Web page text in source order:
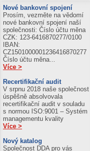
Al = 422.51
Cu = 1243.10
Nové bankovní spojení
Prosím, vezměte na vědomí
nové bankovní spojení naší
společnosti: Číslo účtu měna
CZK: 123-6416870277/0100
IBAN:
CZ1501000001236416870277
Číslo účtu měna...
Více >
Recertifikační audit
V srpnu 2018 naše společnost
úspěšně absolvovala
recertifikační audit v souladu
s normou ISO:9001 – Systém
managementu kvality
Více >
Nový katalog
Společnost DDA pro vás